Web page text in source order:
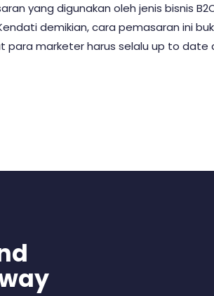
yang digunakan oleh jenis bisnis
demikian, cara pemasaran ini
para marketer harus selalu up to date